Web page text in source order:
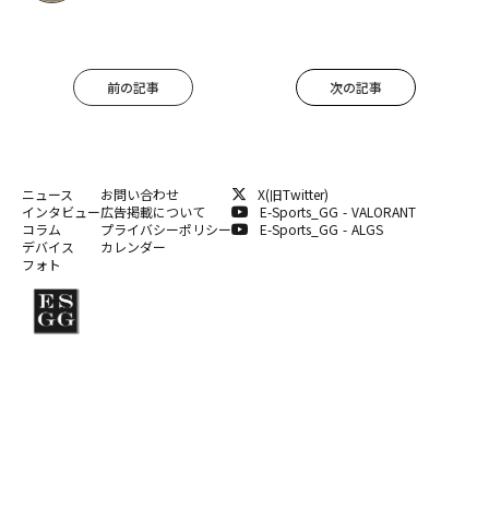
前の記事 次の記事
ニュース
インタビュー
コラム
デバイス
フォト
お問い合わせ
広告掲載について
プライバシーポリシー
カレンダー
X(旧Twitter)
E-Sports_GG - VALORANT
E-Sports_GG - ALGS